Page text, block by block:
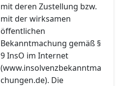
mit deren Zustellung bzw.
mit der wirksamen
öffentlichen
Bekanntmachung gemäß §
9 InsO im Internet
(www.insolvenzbekanntma
chungen.de). Die